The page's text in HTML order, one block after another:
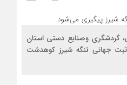
گردشگری وصنایع دستی استان
جهانی تنگه شیرز کوهدشت